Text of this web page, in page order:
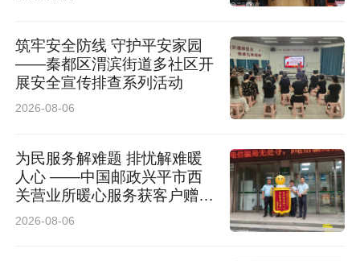
筑牢安全防线 守护平安家园
——秦都区渭滨街道多社区开
展安全宣传排查系列活动
2026-08-06
为民服务解难题 排忧解难暖
人心 ——中国邮政兴平市西
关营业所暖心服务获客户赠送
锦旗
2026-08-06